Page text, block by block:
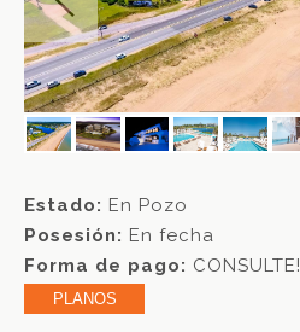
Estado: En Pozo
Posesión: En fecha
Forma de pago: CONSULTE!
PLANOS